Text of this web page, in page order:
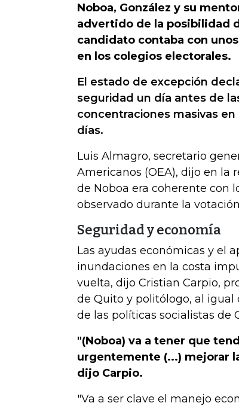
Noboa, González y su
advertido de la posibilidad
candidato contaba con
en los colegios electorales.
El estado de excepción
seguridad un día antes de
concentraciones masivas
días.
Luis Almagro, secretario
Americanos (OEA), dijo en la
de Noboa era coherente con
observado durante la
Seguridad y economía
Las ayudas económicas y el
inundaciones en la costa
vuelta, dijo Cristian Carpio,
de Quito y politólogo, al
de las políticas socialistas de
"(Noboa) va a tener que
urgentemente (...) mejorar
dijo Carpio.
"Va a ser clave el manejo